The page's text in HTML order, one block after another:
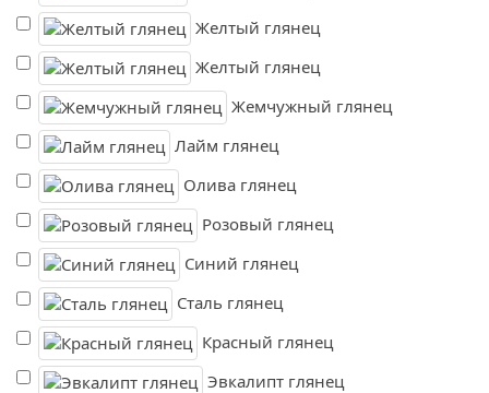
Желтый глянец
Желтый глянец
Жемчужный глянец
Лайм глянец
Олива глянец
Розовый глянец
Синий глянец
Сталь глянец
Красный глянец
Эвкалипт глянец